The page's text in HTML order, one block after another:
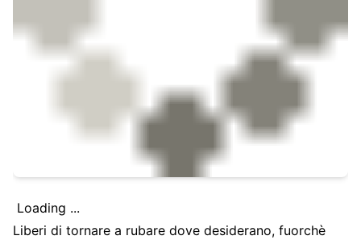
Loading ...
Liberi di tornare a rubare dove desiderano, fuorchè